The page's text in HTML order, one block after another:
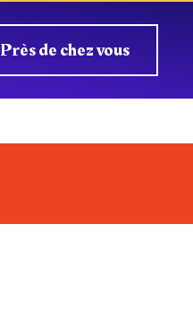
Près de chez vous